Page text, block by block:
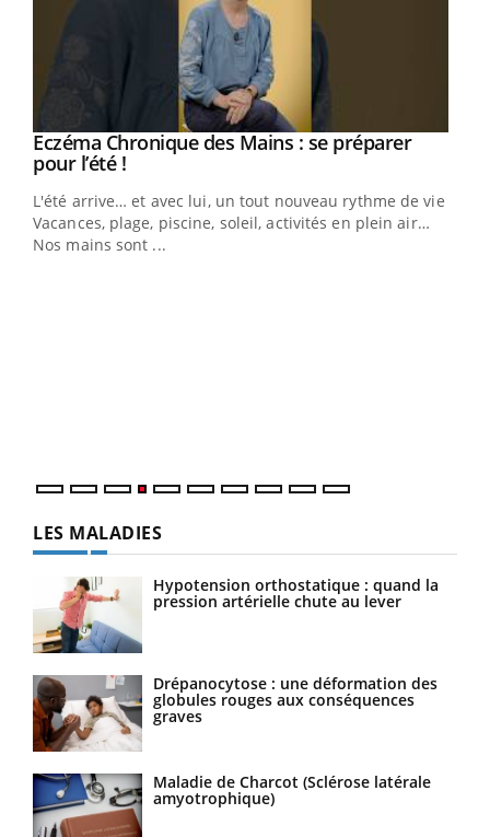
Youtube
Eczéma Chronique des Mains : se préparer
pour l’été !Youtube
L'été arrive… et avec lui, un tout nouveau rythme de vie !
Vacances, plage, piscine, soleil, activités en plein air…
Nos mains sont ...
LES MALADIES
Hypotension orthostatique : quand la
pression artérielle chute au lever
Drépanocytose : une déformation des
globules rouges aux conséquences
graves
Maladie de Charcot (Sclérose latérale
amyotrophique)